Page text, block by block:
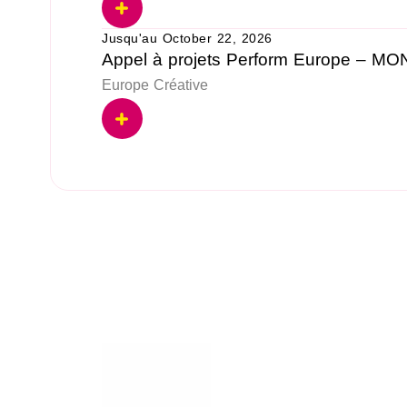
Jusqu'au October 22, 2026
Appel à projets Perform Europe –
Europe Créative